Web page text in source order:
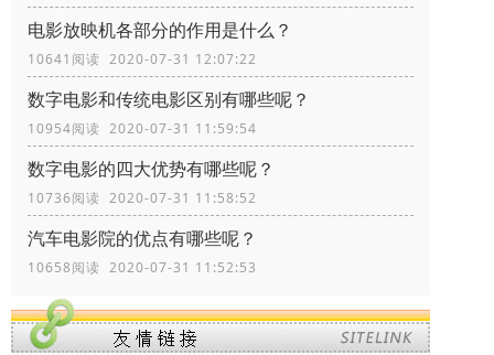
电影放映机各部分的作用是什么？
10641阅读 2020-07-31 12:07:22
数字电影和传统电影区别有哪些呢？
10954阅读 2020-07-31 11:59:54
数字电影的四大优势有哪些呢？
10736阅读 2020-07-31 11:58:52
汽车电影院的优点有哪些呢？
10658阅读 2020-07-31 11:52:53